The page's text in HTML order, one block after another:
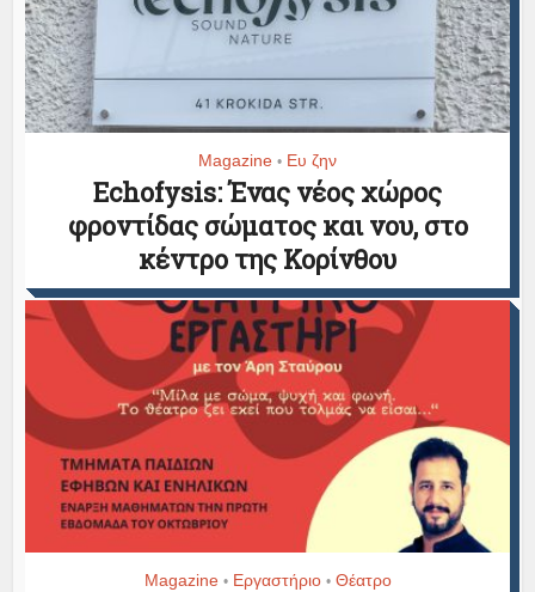
Magazine • Ευ ζην
Echofysis: Ένας νέος χώρος
φροντίδας σώματος και νου, στο
κέντρο της Κορίνθου
Magazine • Εργαστήριο • Θέατρο